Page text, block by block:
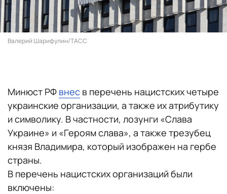
Валерий Шарифулин/ТАСС
Минюст РФ внес в перечень нацистских четыре
украинские организации, а также их атрибутику
и символику. В частности, лозунги «Слава
Украине» и «Героям слава», а также трезубец
князя Владимира, который изображен на гербе
страны.
В перечень нацистских организаций были
включены: